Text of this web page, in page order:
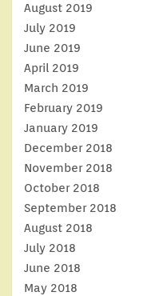
August 2019
July 2019
June 2019
April 2019
March 2019
February 2019
January 2019
December 2018
November 2018
October 2018
September 2018
August 2018
July 2018
June 2018
May 2018